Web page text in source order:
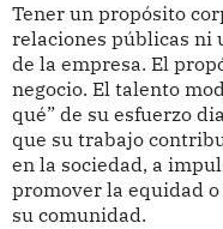
Tener un propósito
relaciones públicas ni
de la empresa. El
negocio. El talento
qué” de su esfuerzo
que su trabajo
en la sociedad, a
promover la equidad
su comunidad.